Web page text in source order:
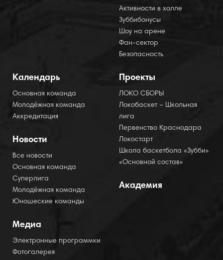
Активности в холле
Зуббибонусы
Шоу на арене
Фан-сектор
Безопасность
Календарь
Основная команда
Молодёжная команда
Аккредитация
Новости
Все новости
Основная команда
Суперлига
Молодёжная команда
Юношеские команды
Медиа
Электронные программки
Фотогалерея
Проекты
ЛОКО СБОРЫ
Локобаскет – Школьная
лига
Первенство Краснодара
Локостарт
Школа баскетбола «Зубби»
«Основной состав»
Академия